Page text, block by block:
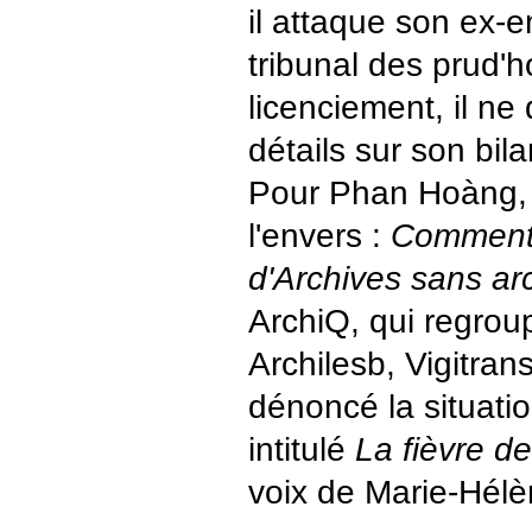
il attaque son ex-
tribunal des
licenciement, il ne
détails sur son
Pour Phan
l'envers :
d'Archives sans
ArchiQ, qui
Archilesb,
dénoncé la
intitulé La fièvre
voix de Marie-